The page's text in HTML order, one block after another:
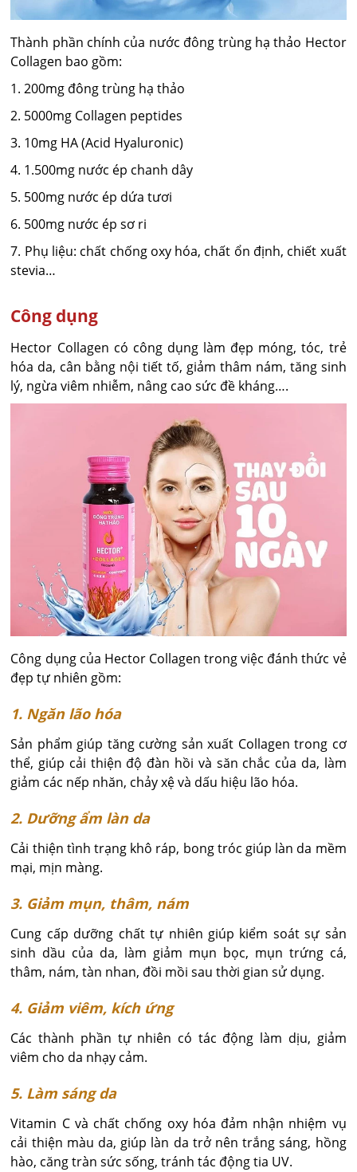
Thành phần chính của nước đông trùng hạ thảo Hector
Collagen bao gồm:
1. 200mg đông trùng hạ thảo
2. 5000mg Collagen peptides
3. 10mg HA (Acid Hyaluronic)
4. 1.500mg nước ép chanh dây
5. 500mg nước ép dứa tươi
6. 500mg nước ép sơ ri
7. Phụ liệu: chất chống oxy hóa, chất ổn định, chiết xuất
stevia…
Công dụng
Hector Collagen có công dụng làm đẹp móng, tóc, trẻ
hóa da, cân bằng nội tiết tố, giảm thâm nám, tăng sinh
lý, ngừa viêm nhiễm, nâng cao sức đề kháng….
Công dụng của Hector Collagen trong việc đánh thức vẻ
đẹp tự nhiên gồm:
1. Ngăn lão hóa
Sản phẩm giúp tăng cường sản xuất Collagen trong cơ
thể, giúp cải thiện độ đàn hồi và săn chắc của da, làm
giảm các nếp nhăn, chảy xệ và dấu hiệu lão hóa.
2. Dưỡng ẩm làn da
Cải thiện tình trạng khô ráp, bong tróc giúp làn da mềm
mại, mịn màng.
3. Giảm mụn, thâm, nám
Cung cấp dưỡng chất tự nhiên giúp kiểm soát sự sản
sinh dầu của da, làm giảm mụn bọc, mụn trứng cá,
thâm, nám, tàn nhan, đồi mồi sau thời gian sử dụng.
4. Giảm viêm, kích ứng
Các thành phần tự nhiên có tác động làm dịu, giảm
viêm cho da nhạy cảm.
5. Làm sáng da
Vitamin C và chất chống oxy hóa đảm nhận nhiệm vụ
cải thiện màu da, giúp làn da trở nên trắng sáng, hồng
hào, căng tràn sức sống, tránh tác động tia UV.